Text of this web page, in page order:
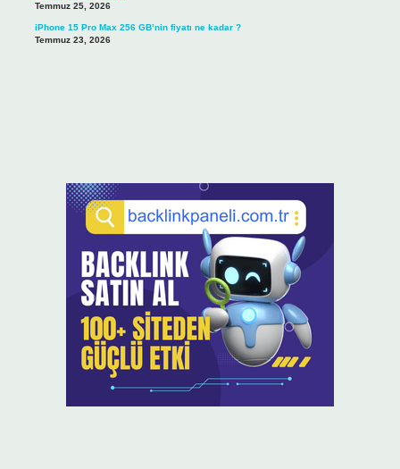
Temmuz 25, 2026
iPhone 15 Pro Max 256 GB’nin fiyatı ne kadar ?
Temmuz 23, 2026